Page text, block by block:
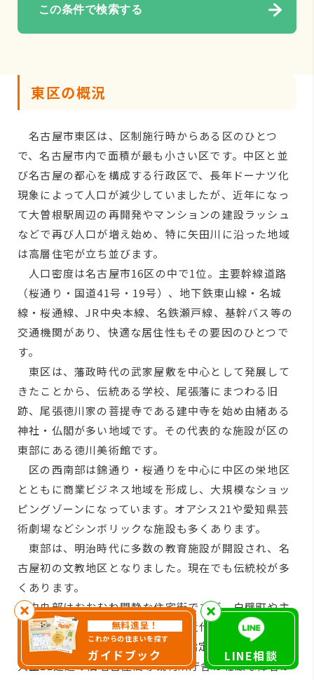
この条件で検索する
東区の概況
名古屋市東区は、区制施行時からある区のひとつ
で、名古屋市内で面積が最も小さい区です。中区と並
び名古屋の都心を構成する行政区で、長年ドーナツ化
現象によって人口が減少していましたが、近年になっ
て大曽根駅周辺の再開発やマンションの建設ラッシュ
などで再び人口が増え始め、特に矢田川に沿った地域
は高層住宅が立ち並びます。
人口密度は名古屋市16区の中で1位。主要幹線道路
（桜通り・国道41号・19号）、地下鉄東山線・名城
線・桜通線、JR中央本線、名鉄瀬戸線、基幹バス等の
交通機関があり、快適な居住性もその要因のひとつで
す。
東区は、藩政時代の武家屋敷を中心として発展して
きたことから、伝統ある学校、尾張藩にまつわる旧
跡、尾張徳川家の菩提寺である建中寺を始め由緒ある
神社・仏閣が多い地域です。その代表的な施設が区の
東部にある徳川美術館です。
区の西南部は錦通り・桜通りを中心に中区の栄地区
とともに商業ビジネス地域を形成し、大規模なショッ
ピングゾーンになっています。オアシス21や愛知県芸
術劇場などシンボリックな施設も多くあります。
東部は、明治時代に多数の教育施設が開設され、名
古屋初の文教地区となりました。現在でも伝統校が多
くあります。
中央部はおおむね閑静な住宅街ですが、白壁町や主
税町、橦木町周辺は、明治以降の近代的な洋風建築が
集まり、市の街並み保存地区にも指定されています。
大正11建造の旧名古屋高等裁判所庁舎は荘厳な偉容が
無料進呈！
これからの住まいを探す
ガイドブック LINE相談